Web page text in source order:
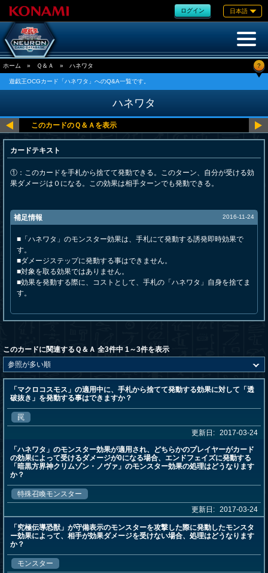
ログイン 日本語
ホーム » Ｑ＆Ａ » ハネワタ ?
遊戯王OCGカード「ハネワタ」へのQ&A一覧です。
ハネワタ
カードテキスト
①：このカードを手札から捨てて発動できる。このターン、自分が受ける効
果ダメージは０になる。この効果は相手ターンでも発動できる。
補足情報 2016-11-24
■「ハネワタ」のモンスター効果は、手札にて発動する誘発即時効果で
す。
■ダメージステップに発動する事はできません。
■対象を取る効果ではありません。
■効果を発動する際に、コストとして、手札の「ハネワタ」自身を捨てま
す。
このカードに関連するＱ＆Ａ 全3件中 1～3件を表示
「マクロコスモス」の適用中に、手札から捨てて発動する効果に対して「透
破抜き」を発動する事はできますか？
罠
更新日: 2017-03-24
「ハネワタ」のモンスター効果が適用され、どちらかのプレイヤーがカード
の効果によって受けるダメージが0になる場合、エンドフェイズに発動する
「暗黒方界神クリムゾン・ノヴァ」のモンスター効果の処理はどうなります
か？
特殊召喚モンスター
更新日: 2017-03-24
「究極伝導恐獣」が守備表示のモンスターを攻撃した際に発動したモンスタ
ー効果によって、相手が効果ダメージを受けない場合、処理はどうなります
か？
モンスター